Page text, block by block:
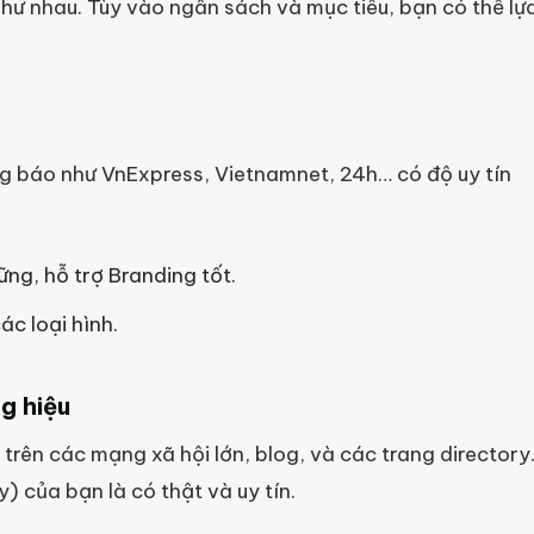
nhau. Tùy vào ngân sách và mục tiêu, bạn có thể
báo như VnExpress, Vietnamnet, 24h… có độ uy tín
hỗ trợ Branding tốt.
loại hình.
hiệu
các mạng xã hội lớn, blog, và các trang directory.
của bạn là có thật và uy tín.